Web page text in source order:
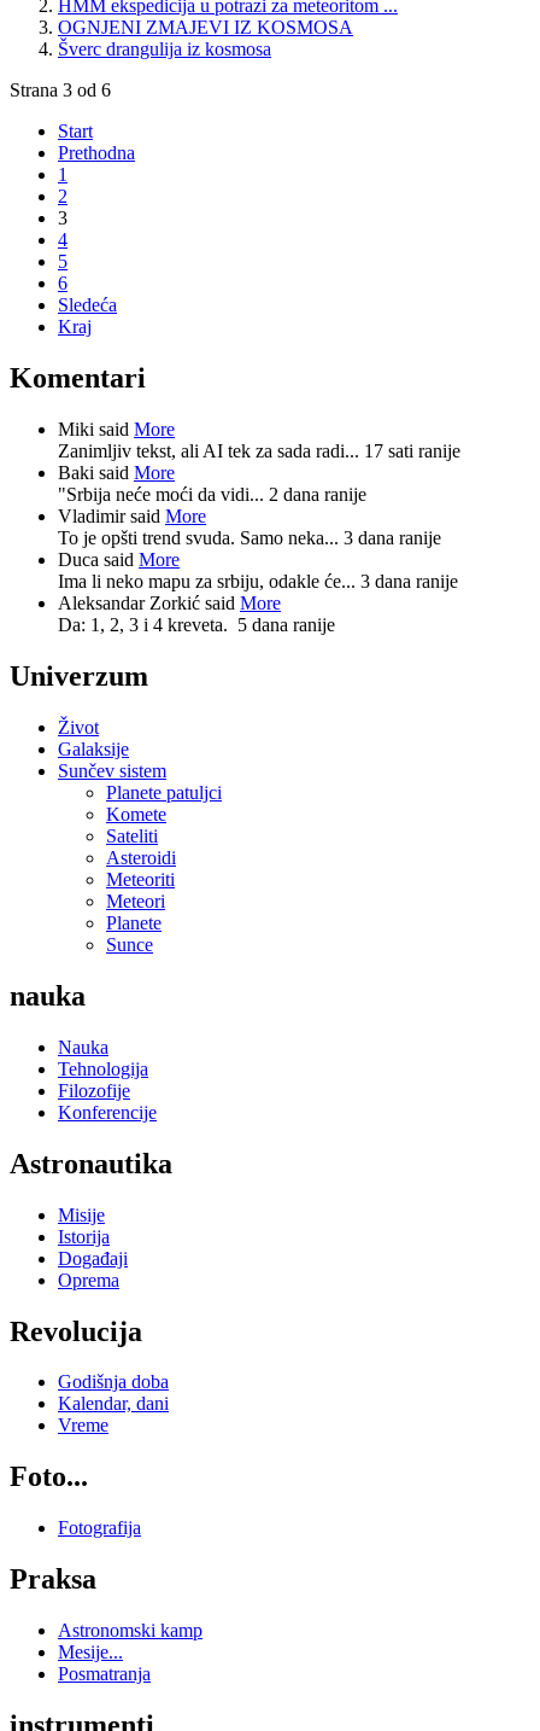
HMM ekspedicija u potrazi za meteoritom ...
OGNJENI ZMAJEVI IZ KOSMOSA
Šverc drangulija iz kosmosa
Strana 3 od 6
Start
Prethodna
1
2
3
4
5
6
Sledeća
Kraj
Komentari
Miki said More
Zanimljiv tekst, ali AI tek za sada radi... 17 sati ranije
Baki said More
"Srbija neće moći da vidi... 2 dana ranije
Vladimir said More
To je opšti trend svuda. Samo neka... 3 dana ranije
Duca said More
Ima li neko mapu za srbiju, odakle će... 3 dana ranije
Aleksandar Zorkić said More
Da: 1, 2, 3 i 4 kreveta. 5 dana ranije
Univerzum
Život
Galaksije
Sunčev sistem
Planete patuljci
Komete
Sateliti
Asteroidi
Meteoriti
Meteori
Planete
Sunce
nauka
Nauka
Tehnologija
Filozofije
Konferencije
Astronautika
Misije
Istorija
Događaji
Oprema
Revolucija
Godišnja doba
Kalendar, dani
Vreme
Foto...
Fotografija
Praksa
Astronomski kamp
Mesije...
Posmatranja